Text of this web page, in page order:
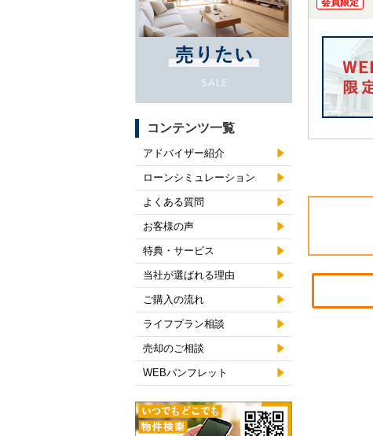
コンテンツ一覧
アドバイザー紹介
ローンシミュレーション
よくある質問
お客様の声
特典・サービス
当社が選ばれる理由
ご購入の流れ
ライフプラン相談
売却のご相談
WEBパンフレット